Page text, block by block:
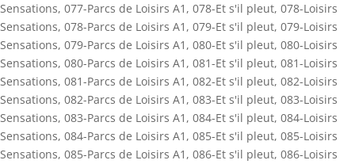
Sensations, 077-Parcs de Loisirs A1 , 078-Et s'il pleut, 078-Loisirs
Sensations, 078-Parcs de Loisirs A1 , 079-Et s'il pleut, 079-Loisirs
Sensations, 079-Parcs de Loisirs A1 , 080-Et s'il pleut, 080-Loisirs
Sensations, 080-Parcs de Loisirs A1 , 081-Et s'il pleut, 081-Loisirs
Sensations, 081-Parcs de Loisirs A1 , 082-Et s'il pleut, 082-Loisirs
Sensations, 082-Parcs de Loisirs A1 , 083-Et s'il pleut, 083-Loisirs
Sensations, 083-Parcs de Loisirs A1 , 084-Et s'il pleut, 084-Loisirs
Sensations, 084-Parcs de Loisirs A1 , 085-Et s'il pleut, 085-Loisirs
Sensations, 085-Parcs de Loisirs A1 , 086-Et s'il pleut, 086-Loisirs